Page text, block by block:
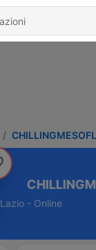
Lazio - Online